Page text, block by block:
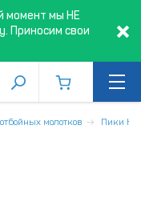
момент мы НЕ
Приносим свои
молотков Пики